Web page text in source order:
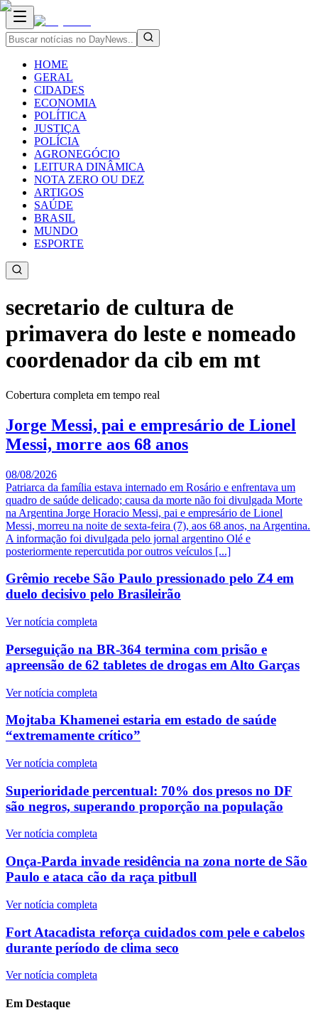
HOME
GERAL
CIDADES
ECONOMIA
POLÍTICA
JUSTIÇA
POLÍCIA
AGRONEGÓCIO
LEITURA DINÂMICA
NOTA ZERO OU DEZ
ARTIGOS
SAÚDE
BRASIL
MUNDO
ESPORTE
secretario de cultura de
primavera do leste e nomeado
coordenador da cib em mt
Cobertura completa em tempo real
Jorge Messi, pai e empresário de Lionel
Messi, morre aos 68 anos
08/08/2026
Patriarca da família estava internado em Rosário e enfrentava um
quadro de saúde delicado; causa da morte não foi divulgada Morte
na Argentina Jorge Horacio Messi, pai e empresário de Lionel
Messi, morreu na noite de sexta-feira (7), aos 68 anos, na Argentina.
A informação foi divulgada pelo jornal argentino Olé e
posteriormente repercutida por outros veículos [...]
Grêmio recebe São Paulo pressionado pelo Z4 em
duelo decisivo pelo Brasileirão
Ver notícia completa
Perseguição na BR-364 termina com prisão e
apreensão de 62 tabletes de drogas em Alto Garças
Ver notícia completa
Mojtaba Khamenei estaria em estado de saúde
“extremamente crítico”
Ver notícia completa
Superioridade percentual: 70% dos presos no DF
são negros, superando proporção na população
Ver notícia completa
Onça-Parda invade residência na zona norte de São
Paulo e ataca cão da raça pitbull
Ver notícia completa
Fort Atacadista reforça cuidados com pele e cabelos
durante período de clima seco
Ver notícia completa
Em Destaque